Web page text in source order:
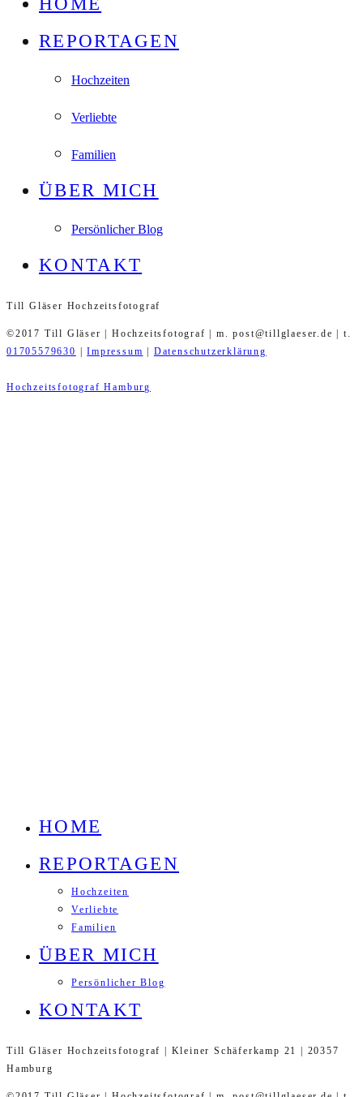
REPORTAGEN
Hochzeiten
Verliebte
Familien
ÜBER MICH
Persönlicher Blog
KONTAKT
Till Gläser Hochzeitsfotograf
©2017 Till Gläser | Hochzeitsfotograf | m. post@tillglaeser.de | t.
01705579630
|Impressum Datenschutzerklärung
Hochzeitsfotograf Hamburg
HOME
REPORTAGEN
Hochzeiten
Verliebte
Familien
ÜBER MICH
Persönlicher Blog
KONTAKT
Till Gläser Hochzeitsfotograf | Kleiner Schäferkamp 21 | 20357
Hamburg